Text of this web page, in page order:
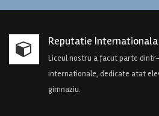
Reputatie Internationala
Liceul nostru a facut parte
internationale, dedicate atat
gimnaziu.